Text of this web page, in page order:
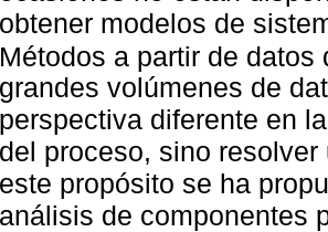
obtener modelos de
Métodos a partir de
grandes volúmenes de
perspectiva diferente en
del proceso, sino
este propósito se ha
análisis de componentes